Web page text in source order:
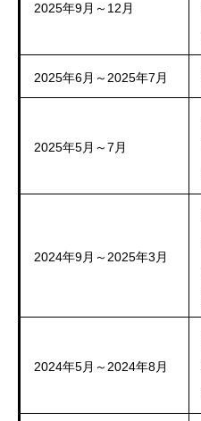
2025年9月～12月
2025年6月～2025年7月
2025年5月～7月
2024年9月～2025年3月
2024年5月～2024年8月